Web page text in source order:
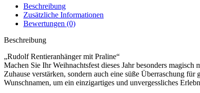
Beschreibung
Zusätzliche Informationen
Bewertungen (0)
Beschreibung
„Rudolf Rentieranhänger mit Praline“
Machen Sie Ihr Weihnachtsfest dieses Jahr besonders
Zuhause verstärken, sondern auch eine süße Überraschung
Wunschnamen, um ein einzigartiges und unvergessliches